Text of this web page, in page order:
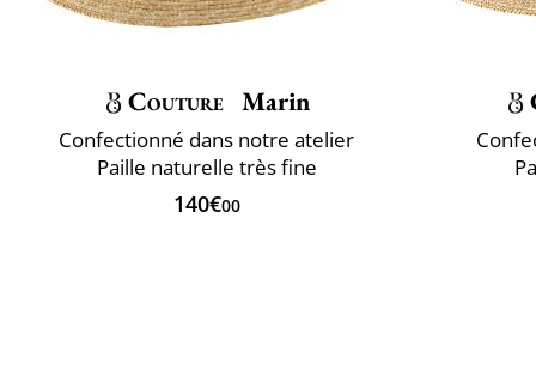
Couture Marin
Confectionné dans notre atelier
Paille naturelle très fine
140€00